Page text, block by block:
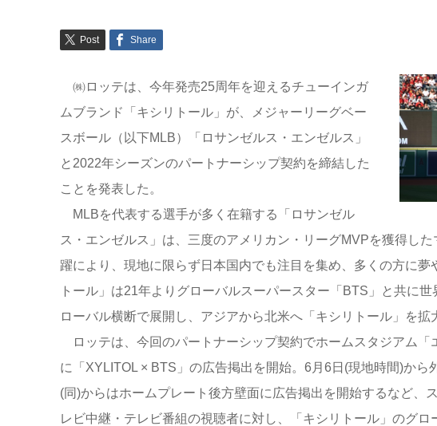
Post Share
㈱ロッテは、今年発売25周年を迎えるチューインガ
ムブランド「キシリトール」が、メジャーリーグベー
スボール（以下MLB）「ロサンゼルス・エンゼルス」
と2022年シーズンのパートナーシップ契約を締結した
ことを発表した。
MLBを代表する選手が多く在籍する「ロサンゼル
ス・エンゼルス」は、三度のアメリカン・リーグMVPを獲得し
躍により、現地に限らず日本国内でも注目を集め、多くの方に
トール」は21年よりグローバルスーパースター「BTS」と共に
ローバル横断で展開し、アジアから北米へ「キシリトール」を拡
ロッテは、今回のパートナーシップ契約でホームスタジアム
に「XYLITOL × BTS」の広告掲出を開始。6月6日(現地時間)か
(同)からはホームプレート後方壁面に広告掲出を開始するなど、
レビ中継・テレビ番組の視聴者に対し、「キシリトール」のグ